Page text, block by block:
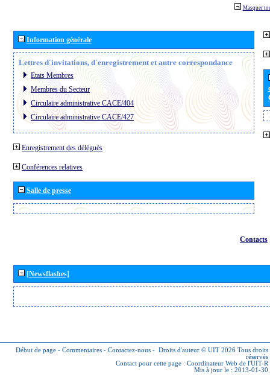
Masquer
Information générale
Lettres d´invitations, d´enregistrement et autre correspondance
Etats Membres
Membres du Secteur
Circulaire administrative CACE/404
Circulaire administrative CACE/427
Enregistrement des délégués
Conférences relatives
Salle de presse
Contacts
[Newsflashes]
Début de page - Commentaires - Contactez-nous - Droits d'auteur © UIT 2026 Tous droits
réservés
Contact pour cette page : Coordinateur Web de l'UIT-R
Mis à jour le : 2013-01-30